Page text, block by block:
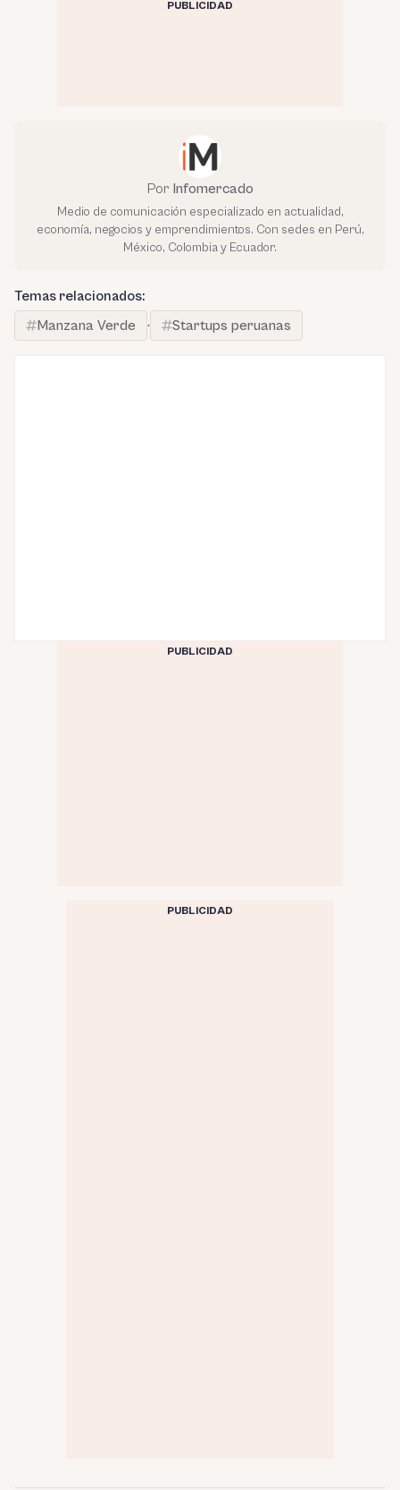
PUBLICIDAD
Por Infomercado
Medio de comunicación especializado en actualidad,
economía, negocios y emprendimientos. Con sedes en Perú,
México, Colombia y Ecuador.
Temas relacionados:
Manzana Verde
· Startups peruanas
PUBLICIDAD
PUBLICIDAD